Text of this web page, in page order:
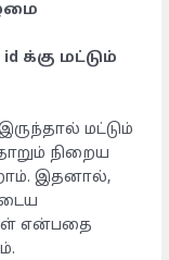
க்கு மட்டும்
மட்டும்
நிறைய
இதனால்,
என்பதை